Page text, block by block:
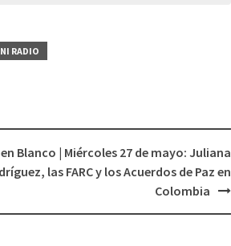
RADIO
Blanco | Miércoles 27 de mayo: Juliana
las FARC y los Acuerdos de Paz en
Colombia